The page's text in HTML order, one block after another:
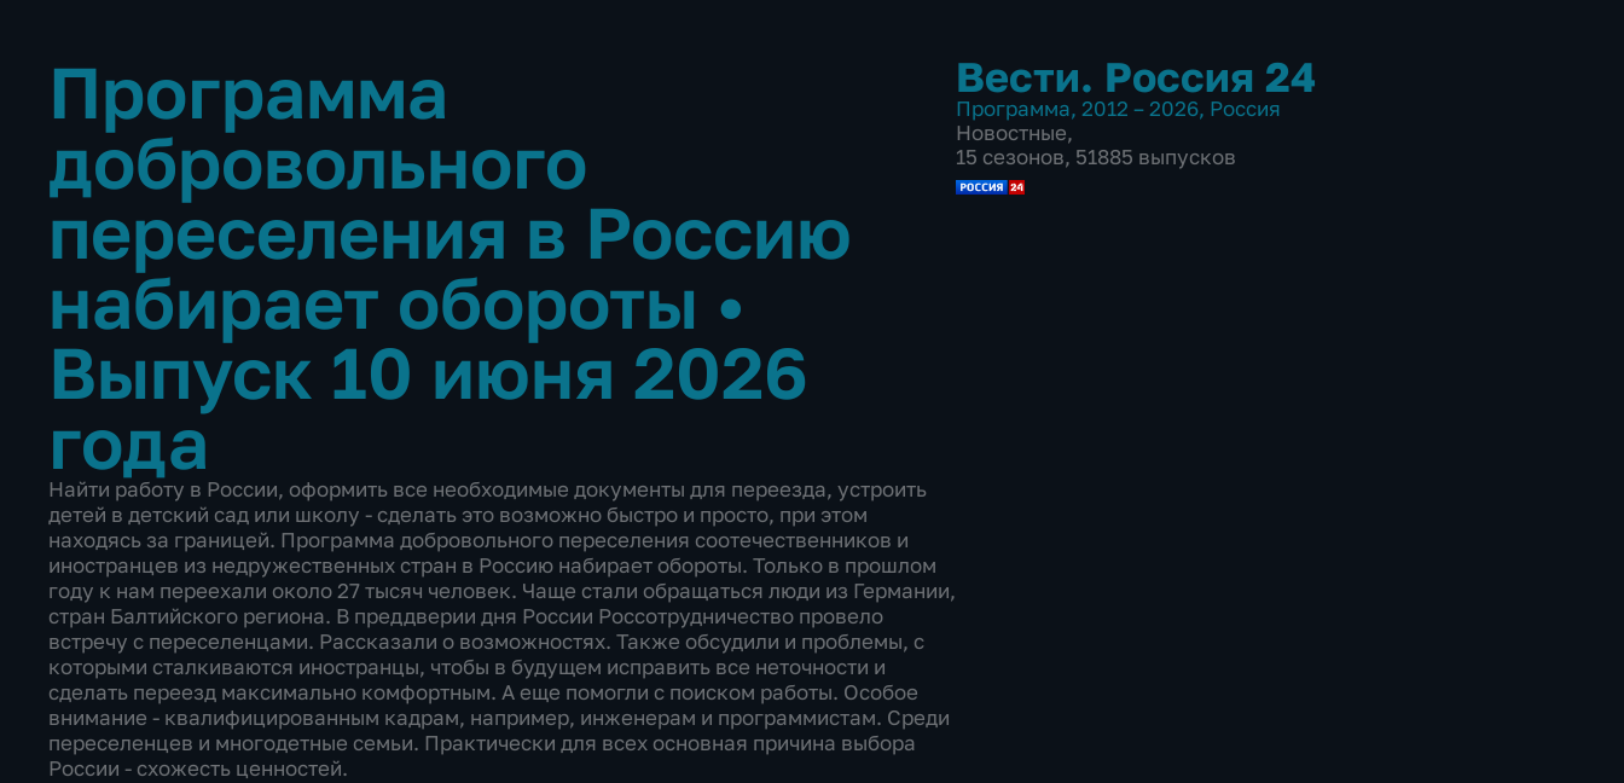
Программа
добровольного
переселения в Россию
набирает обороты •
Выпуск 10 июня 2026
года
Найти работу в России, оформить все необходимые документы для переезда, устроить
детей в детский сад или школу - сделать это возможно быстро и просто, при этом
находясь за границей. Программа добровольного переселения соотечественников и
иностранцев из недружественных стран в Россию набирает обороты. Только в прошлом
году к нам переехали около 27 тысяч человек. Чаще стали обращаться люди из Германии,
стран Балтийского региона. В преддверии дня России Россотрудничество провело
встречу с переселенцами. Рассказали о возможностях. Также обсудили и проблемы, с
которыми сталкиваются иностранцы, чтобы в будущем исправить все неточности и
сделать переезд максимально комфортным. А еще помогли с поиском работы. Особое
внимание - квалифицированным кадрам, например, инженерам и программистам. Среди
переселенцев и многодетные семьи. Практически для всех основная причина выбора
России - схожесть ценностей.
Вести. Россия 24
Программа, 2012 – 2026, Россия
Новостные,
15 сезонов, 51885 выпусков